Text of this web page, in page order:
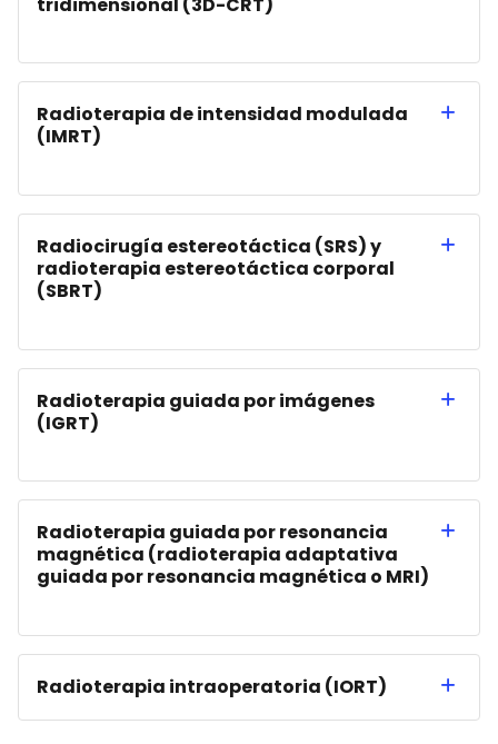
Radioterapia de intensidad modulada
(IMRT)
Radiocirugía estereotáctica (SRS) y
radioterapia estereotáctica corporal
(SBRT)
Radioterapia guiada por imágenes
(IGRT)
Radioterapia guiada por resonancia
magnética (radioterapia adaptativa
guiada por resonancia magnética o MRI)
Radioterapia intraoperatoria (IORT)